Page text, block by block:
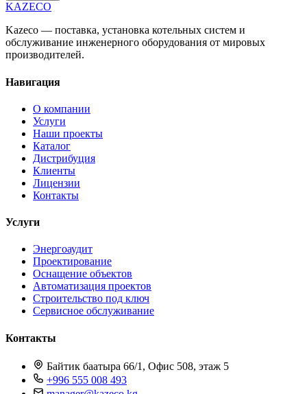
KAZECO
Kazeco — поставка, установка котельных систем и
обслуживание инженерного оборудования от мировых
производителей.
Навигация
О компании
Услуги
Наши проекты
Каталог
Дистрибуция
Клиенты
Лицензии
Контакты
Услуги
Энергоаудит
Проектирование
Оснащение объектов
Автоматизация проектов
Строительство под ключ
Сервисное обслуживание
Контакты
Байтик баатыра 66/1, Офис 508, этаж 5
+996 555 008 493